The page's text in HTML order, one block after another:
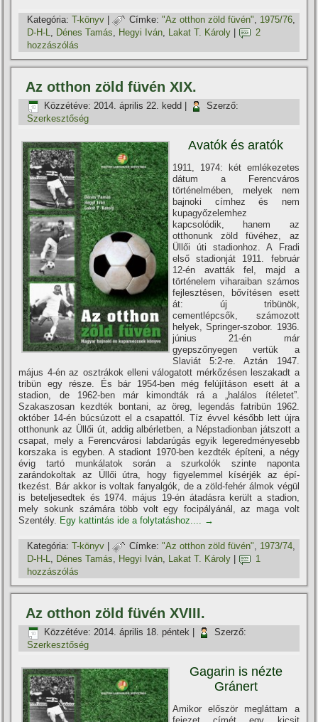
Kategória: T-könyv | Címke: "Az otthon zöld füvén", 1975/76,
D-H-L, Dénes Tamás, Hegyi Iván, Lakat T. Károly
2
hozzászólás
Az otthon zöld füvén XIX.
Közzétéve: 2014. április 22. kedd
Szerző:
Szerkesztőség
Avatók és aratók
1911, 1974: két emlékezetes
dátum a Ferencváros
történelmében, melyek nem
bajnoki cí­mhez és nem
kupagyőzelemhez
kapcsolódik, hanem az
otthonunk zöld füvéhez, az
Üllői úti stadionhoz. A Fradi
első stadionját 1911. február
12-én avatták fel, majd a
történelem viharaiban számos
fejlesztésen, bőví­tésen esett
át: új tribünök,
cementlépcsők, számozott
helyek, Springer-szobor. 1936.
június 21-én már
gyepszőnyegen vertük a
Slaviát 5:2-re. Aztán 1947.
május 4-én az osztrákok elleni válogatott mérkőzésen leszakadt a
tribün egy része. És bár 1954-ben még felújí­táson esett át a
stadion, de 1962-ben már kimondták rá a „halálos í­téletet”.
Szakaszosan kezdték bontani, az öreg, legendás fatribün 1962.
október 14-én búcsúzott el a csapattól. Tí­z évvel később lett újra
otthonunk az Üllői út, addig albérletben, a Népstadionban játszott a
csapat, mely a Ferencvárosi labdarúgás egyik legeredményesebb
korszaka is egyben. A stadiont 1970-ben kezdték épí­teni, a négy
évig tartó munkálatok során a szurkolók szinte naponta
zarándokoltak az Üllői útra, hogy figyelemmel kí­sérjék az épí­
tkezést. Bár akkor is voltak fanyalgók, de a zöld-fehér álmok végül
is beteljesedtek és 1974. május 19-én átadásra került a stadion,
mely sokunk számára több volt egy focipályánál, az maga volt
Szentély. Egy kattintás ide a folytatáshoz.... →
Kategória: T-könyv | Címke: "Az otthon zöld füvén", 1973/74,
D-H-L, Dénes Tamás, Hegyi Iván, Lakat T. Károly
1
hozzászólás
Az otthon zöld füvén XVIII.
Közzétéve: 2014. április 18. péntek
Szerző:
Szerkesztőség
Gagarin is nézte
Gránert
Amikor először megláttam a